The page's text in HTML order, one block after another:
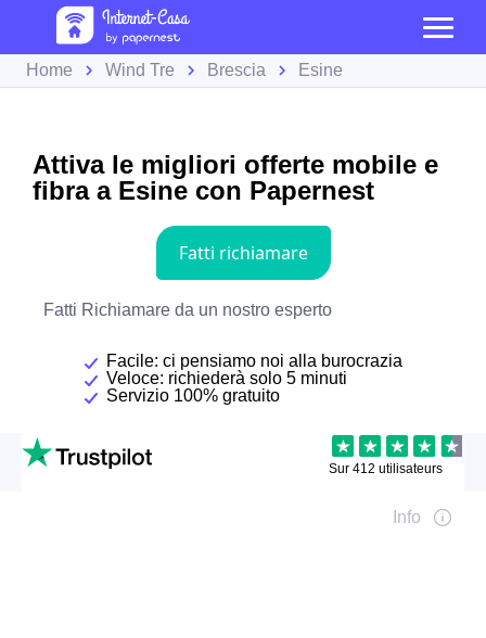
Home Wind Tre Brescia Esine